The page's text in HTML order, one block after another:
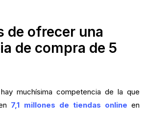
de ofrecer una
de compra de 5
muchísima competencia de la que
7,1 millones de tiendas online en